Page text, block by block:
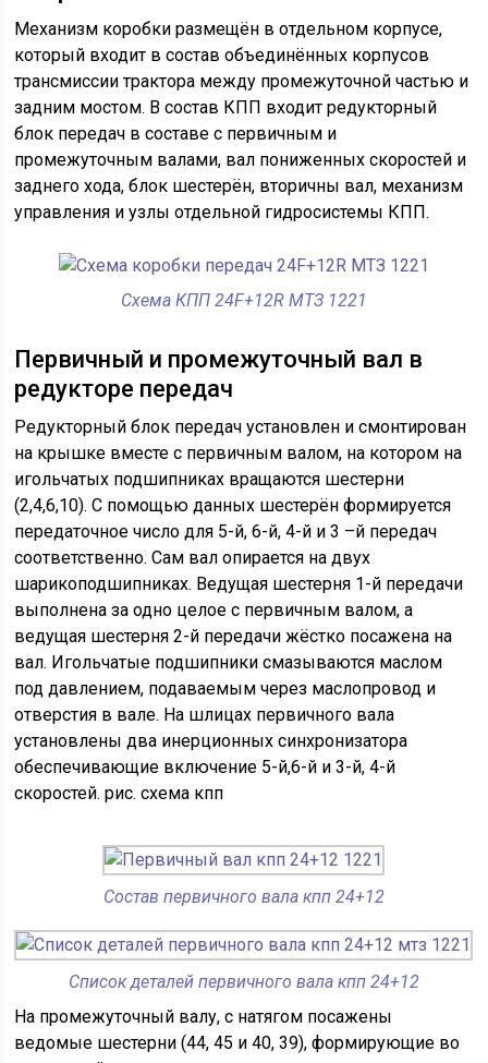
Механизм коробки размещён в отдельном корпусе,
который входит в состав объединённых корпусов
трансмиссии трактора между промежуточной частью и
задним мостом. В состав КПП входит редукторный
блок передач в составе с первичным и
промежуточным валами, вал пониженных скоростей и
заднего хода, блок шестерён, вторичны вал, механизм
управления и узлы отдельной гидросистемы КПП.
Схема КПП 24F+12R МТЗ 1221
Первичный и промежуточный вал в
редукторе передач
Редукторный блок передач установлен и смонтирован
на крышке вместе с первичным валом, на котором на
игольчатых подшипниках вращаются шестерни
(2,4,6,10). С помощью данных шестерён формируется
передаточное число для 5-й, 6-й, 4-й и 3 –й передач
соответственно. Сам вал опирается на двух
шарикоподшипниках. Ведущая шестерня 1-й передачи
выполнена за одно целое с первичным валом, а
ведущая шестерня 2-й передачи жёстко посажена на
вал. Игольчатые подшипники смазываются маслом
под давлением, подаваемым через маслопровод и
отверстия в вале. На шлицах первичного вала
установлены два инерционных синхронизатора
обеспечивающие включение 5-й,6-й и 3-й, 4-й
скоростей. рис. схема кпп
Состав первичного вала кпп 24+12
Список деталей первичного вала кпп 24+12
На промежуточный валу, с натягом посажены
ведомые шестерни (44, 45 и 40, 39), формирующие во